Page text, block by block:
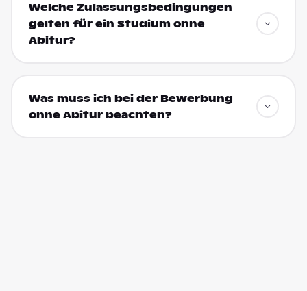
Welche Zulassungsbedingungen
gelten für ein Studium ohne
Abitur?
Was muss ich bei der Bewerbung
ohne Abitur beachten?